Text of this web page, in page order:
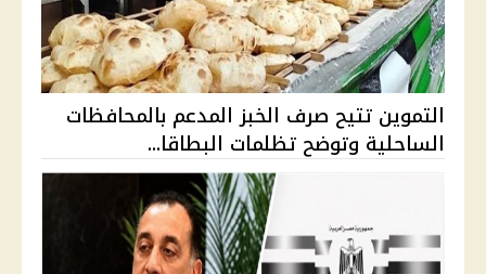
التموين تتيح صرف الخبز المدعم بالمحافظات
الساحلية وتوضح تظلمات البطاقا...